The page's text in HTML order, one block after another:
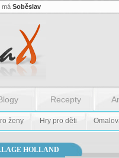
má Soběslav
Recepty
ženy Hry pro děti
HOLLAND